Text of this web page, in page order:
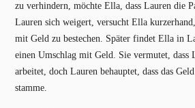
zu verhindern, möchte Ella, dass Lauren die
Lauren sich weigert, versucht Ella
mit Geld zu bestechen. Später findet Ella in
einen Umschlag mit Geld. Sie vermutet, dass
arbeitet, doch Lauren behauptet, dass das
stamme.